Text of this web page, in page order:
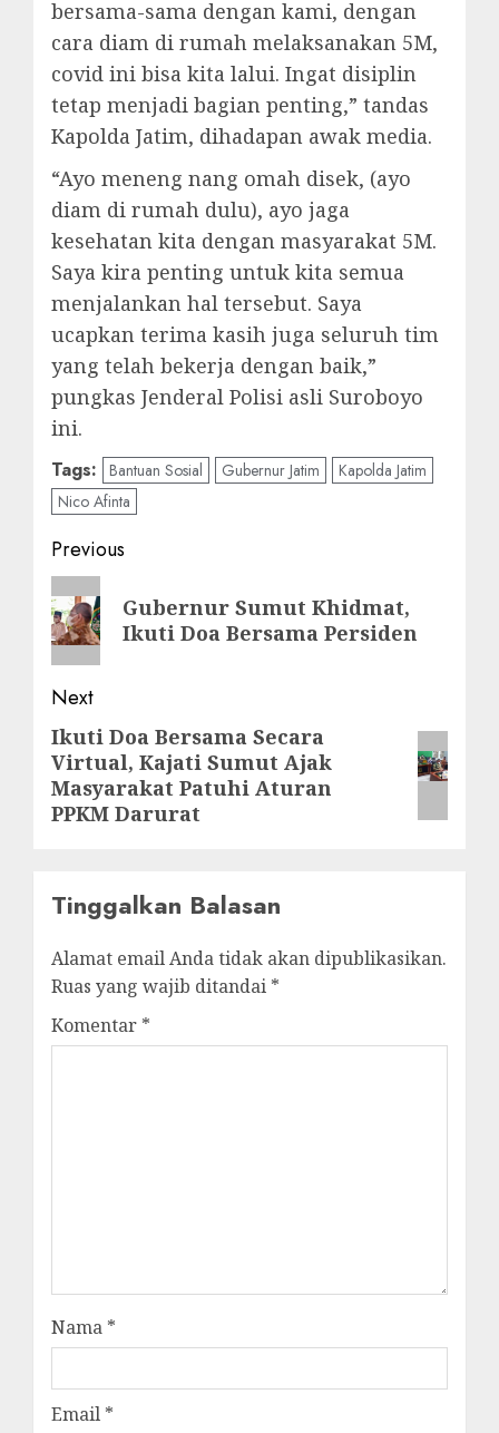
bersama-sama dengan kami, dengan
cara diam di rumah melaksanakan 5M,
covid ini bisa kita lalui. Ingat disiplin
tetap menjadi bagian penting,” tandas
Kapolda Jatim, dihadapan awak media.
“Ayo meneng nang omah disek, (ayo
diam di rumah dulu), ayo jaga
kesehatan kita dengan masyarakat 5M.
Saya kira penting untuk kita semua
menjalankan hal tersebut. Saya
ucapkan terima kasih juga seluruh tim
yang telah bekerja dengan baik,”
pungkas Jenderal Polisi asli Suroboyo
ini.
Tags: Bantuan Sosial Gubernur Jatim
Kapolda Jatim
Nico Afinta
Post
navigation
Previous
Previous
post:
Gubernur Sumut Khidmat,
Ikuti Doa Bersama Persiden
Next
Next
post:
Ikuti Doa Bersama Secara
Virtual, Kajati Sumut Ajak
Masyarakat Patuhi Aturan
PPKM Darurat
Tinggalkan Balasan
Alamat email Anda tidak akan dipublikasikan.
Ruas yang wajib ditandai *
Komentar *
Nama *
Email *